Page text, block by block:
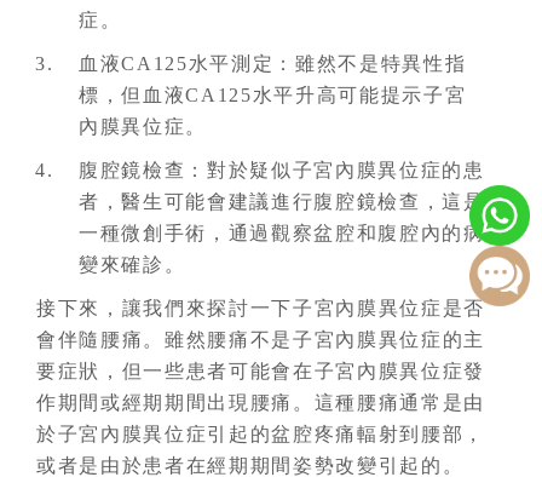
症。
血液CA125水平測定：雖然不是特異性指
標，但血液CA125水平升高可能提示子宮
內膜異位症。
腹腔鏡檢查：對於疑似子宮內膜異位症的患
者，醫生可能會建議進行腹腔鏡檢查，這是
一種微創手術，通過觀察盆腔和腹腔內的病
變來確診。
接下來，讓我們來探討一下子宮內膜異位症是否
會伴隨腰痛。雖然腰痛不是子宮內膜異位症的主
要症狀，但一些患者可能會在子宮內膜異位症發
作期間或經期期間出現腰痛。這種腰痛通常是由
於子宮內膜異位症引起的盆腔疼痛輻射到腰部，
或者是由於患者在經期期間姿勢改變引起的。